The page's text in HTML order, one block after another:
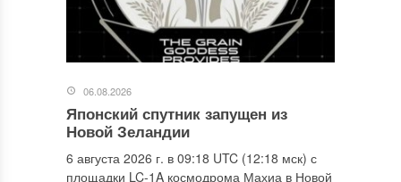
06.08.2026
Японский спутник запущен из
Новой Зеландии
6 августа 2026 г. в 09:18 UTC (12:18 мск) с
площадки LC-1A космодрома Махиа в Новой